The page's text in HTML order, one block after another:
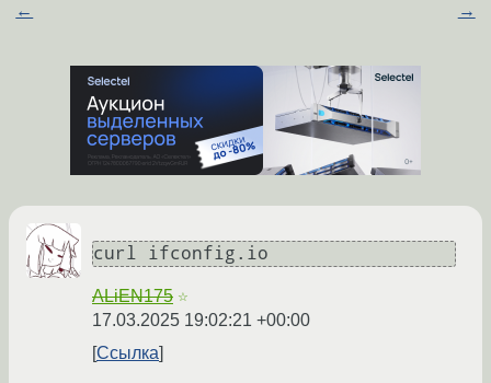
← →
ALiEN175 ☆
17.03.2025 19:02:21 +00:00
Ссылка